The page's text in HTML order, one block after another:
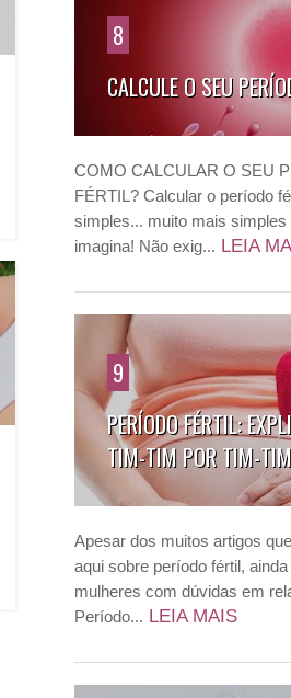
8
CALCULE O SEU
COMO CALCULAR O SEU
FÉRTIL? Calcular o período
simples... muito mais simples
imagina! Não exig... LEIA
9
PERÍODO FÉRTIL:
TIM-TIM POR TIM-
Apesar dos muitos artigos
aqui sobre período fértil,
mulheres com dúvidas em
Período... LEIA MAIS